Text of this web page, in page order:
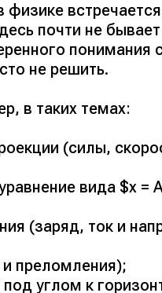
физике
почти не
понимания
не решить.
в таких темах:
(силы,
вида $x =
(заряд, ток и
преломления);
углом к